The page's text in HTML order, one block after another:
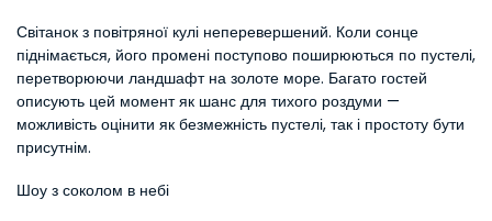
Світанок з повітряної кулі неперевершений. Коли сонце
піднімається, його промені поступово поширюються по пустелі,
перетворюючи ландшафт на золоте море. Багато гостей
описують цей момент як шанс для тихого роздуми —
можливість оцінити як безмежність пустелі, так і простоту бути
присутнім.
Шоу з соколом в небі